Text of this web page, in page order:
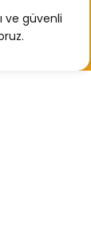
ve güvenli